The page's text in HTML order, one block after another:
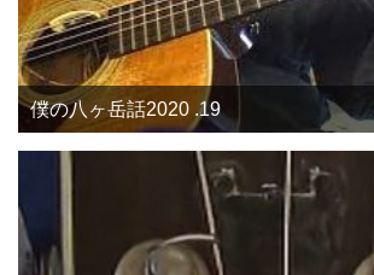
僕の八ヶ岳話2020 .19